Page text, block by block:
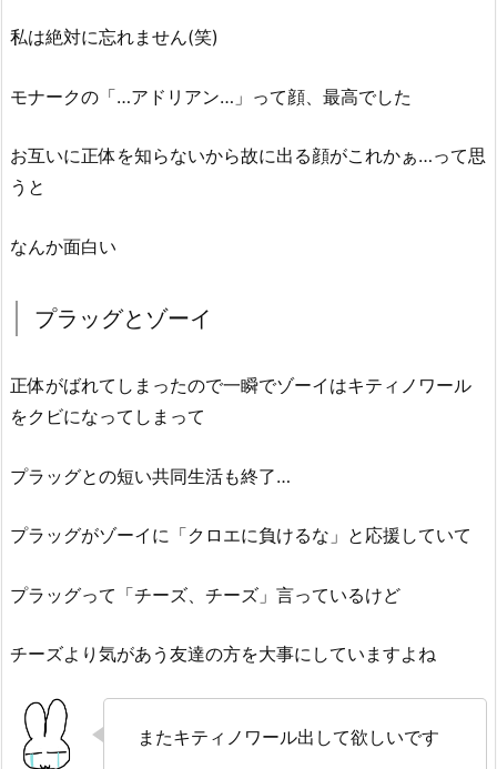
私は絶対に忘れません(笑)
モナークの「…アドリアン…」って顔、最高でした
お互いに正体を知らないから故に出る顔がこれかぁ…って思
うと
なんか面白い
プラッグとゾーイ
正体がばれてしまったので一瞬でゾーイはキティノワール
をクビになってしまって
プラッグとの短い共同生活も終了…
プラッグがゾーイに「クロエに負けるな」と応援していて
プラッグって「チーズ、チーズ」言っているけど
チーズより気があう友達の方を大事にしていますよね
またキティノワール出して欲しいです